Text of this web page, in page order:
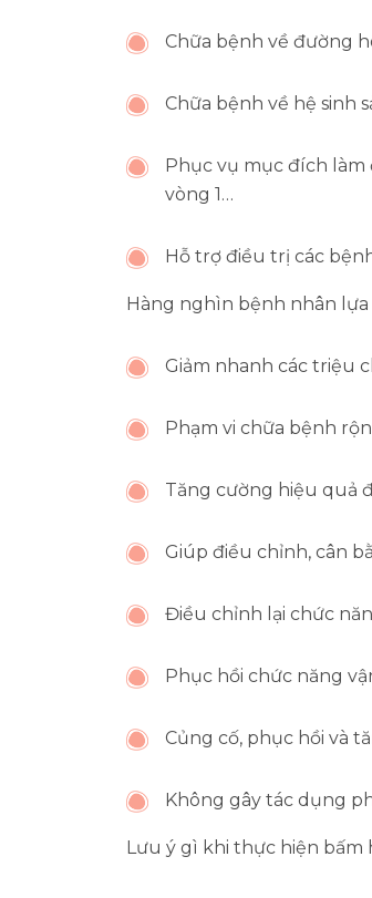
Chữa bệnh về đường
Chữa bệnh về hệ sinh
Phục vụ mục đích làm
vòng 1…
Hỗ trợ điều trị các
Hàng nghìn bệnh nhân
Giảm nhanh các triệu
Phạm vi chữa bệnh
Tăng cường hiệu quả
Giúp điều chỉnh, cân
Điều chỉnh lại chức
Phục hồi chức năng
Củng cố, phục hồi và
Không gây tác dụng
Lưu ý gì khi thực hiện bấm